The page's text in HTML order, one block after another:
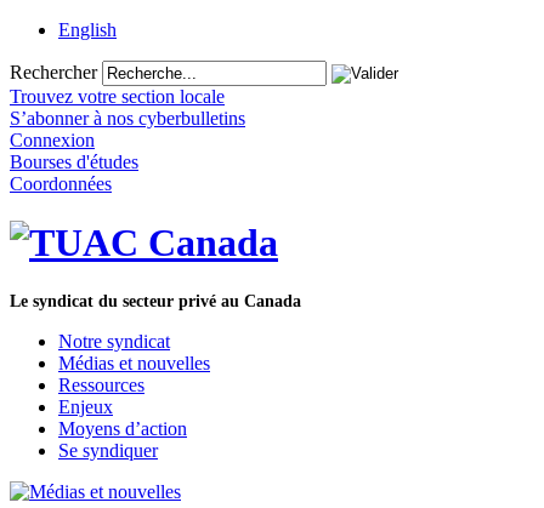
English
Rechercher
Trouvez votre section locale
S’abonner à nos cyberbulletins
Connexion
Bourses d'études
Coordonnées
Le syndicat du secteur privé au Canada
Notre syndicat
Médias et nouvelles
Ressources
Enjeux
Moyens d’action
Se syndiquer